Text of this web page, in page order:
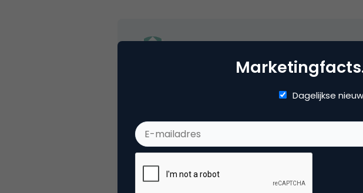
Dit zien we al (best vaak) gebeuren.
gebruikers de advertenties hebben gemaakt.
Dagelijkse